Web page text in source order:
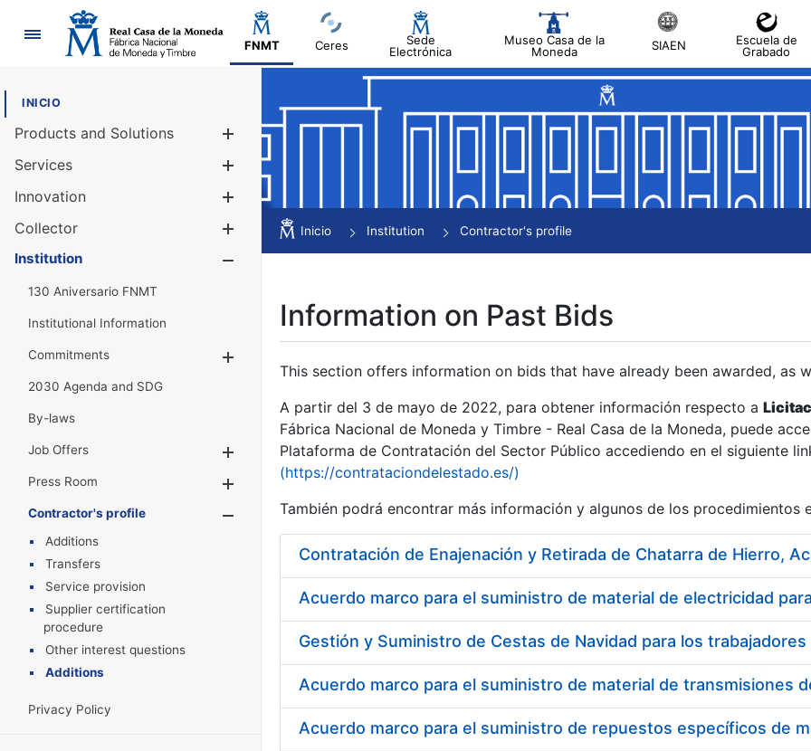
Navigation
FNMT Ceres
Sede
Electrónica
Museo Casa de la
Moneda
SIAEN
Escuela de
Grabado
INICIO
Products and Solutions
Services
Innovation
Collector
Show/Hide
Institution
130 Aniversario FNMT
Institutional Information
Commitments
2030 Agenda and SDG
By-laws
Job Offers
Show/Hide
Press Room
Show/Hide
Contractor's profile
Show/Hide
Additions
Transfers
Service provision
Supplier certification
procedure
Other interest questions
Additions
Privacy Policy
Inicio Institution Contractor's profile
Information on Past Bids
This section offers information on bids that have already been awarded, as
A partir del 3 de mayo de 2022, para obtener información respecto a
Fábrica Nacional de Moneda y Timbre - Real Casa de la Moneda, puede
Plataforma de Contratación del Sector Público accediendo en el siguiente
(https://contrataciondelestado.es/)
También podrá encontrar más información y algunos de los procedimientos
Contratación de Enajenación y Retirada de Chatarra de Hierro,
Acuerdo marco para el suministro de material de electricidad
Acuerdo marco para el suministro de repuestos específicos de